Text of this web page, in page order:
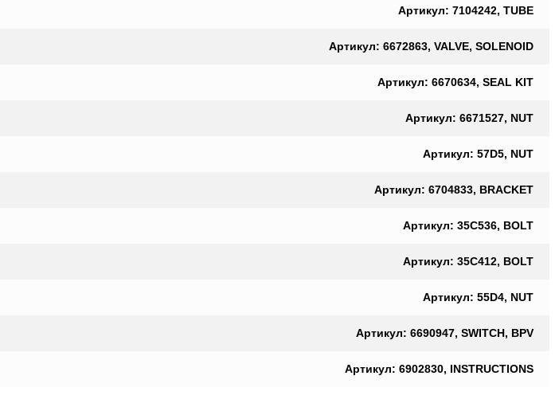
Артикул: 7104242, TUBE
Артикул: 6672863, VALVE, SOLENOID
Артикул: 6670634, SEAL KIT
Артикул: 6671527, NUT
Артикул: 57D5, NUT
Артикул: 6704833, BRACKET
Артикул: 35C536, BOLT
Артикул: 35C412, BOLT
Артикул: 55D4, NUT
Артикул: 6690947, SWITCH, BPV
Артикул: 6902830, INSTRUCTIONS